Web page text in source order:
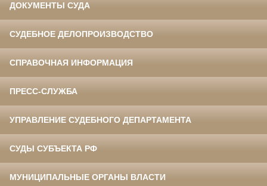
ДОКУМЕНТЫ СУДА
СУДЕБНОЕ ДЕЛОПРОИЗВОДСТВО
СПРАВОЧНАЯ ИНФОРМАЦИЯ
ПРЕСС-СЛУЖБА
УПРАВЛЕНИЕ СУДЕБНОГО ДЕПАРТАМЕНТА
СУДЫ СУБЪЕКТА РФ
МУНИЦИПАЛЬНЫЕ ОРГАНЫ ВЛАСТИ